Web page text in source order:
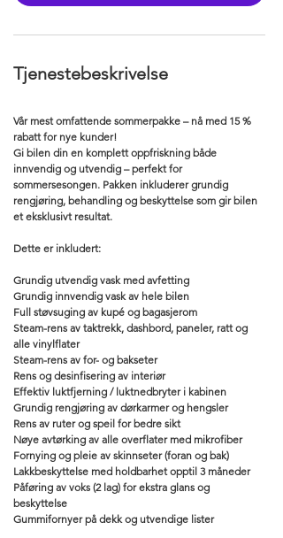
Tjenestebeskrivelse
​Vår mest omfattende sommerpakke – nå med 15 %
rabatt for nye kunder!
Gi bilen din en komplett oppfriskning både
innvendig og utvendig – perfekt for
sommersesongen. Pakken inkluderer grundig
rengjøring, behandling og beskyttelse som gir bilen
et eksklusivt resultat.
Dette er inkludert:
Grundig utvendig vask med avfetting
Grundig innvendig vask av hele bilen
Full støvsuging av kupé og bagasjerom
Steam-rens av taktrekk, dashbord, paneler, ratt og
alle vinylflater
Steam-rens av for- og bakseter
Rens og desinfisering av interiør
Effektiv luktfjerning / luktnedbryter i kabinen
Grundig rengjøring av dørkarmer og hengsler
Rens av ruter og speil for bedre sikt
Nøye avtørking av alle overflater med mikrofiber
Fornying og pleie av skinnseter (foran og bak)
Lakkbeskyttelse med holdbarhet opptil 3 måneder
Påføring av voks (2 lag) for ekstra glans og
beskyttelse
Gummifornyer på dekk og utvendige lister